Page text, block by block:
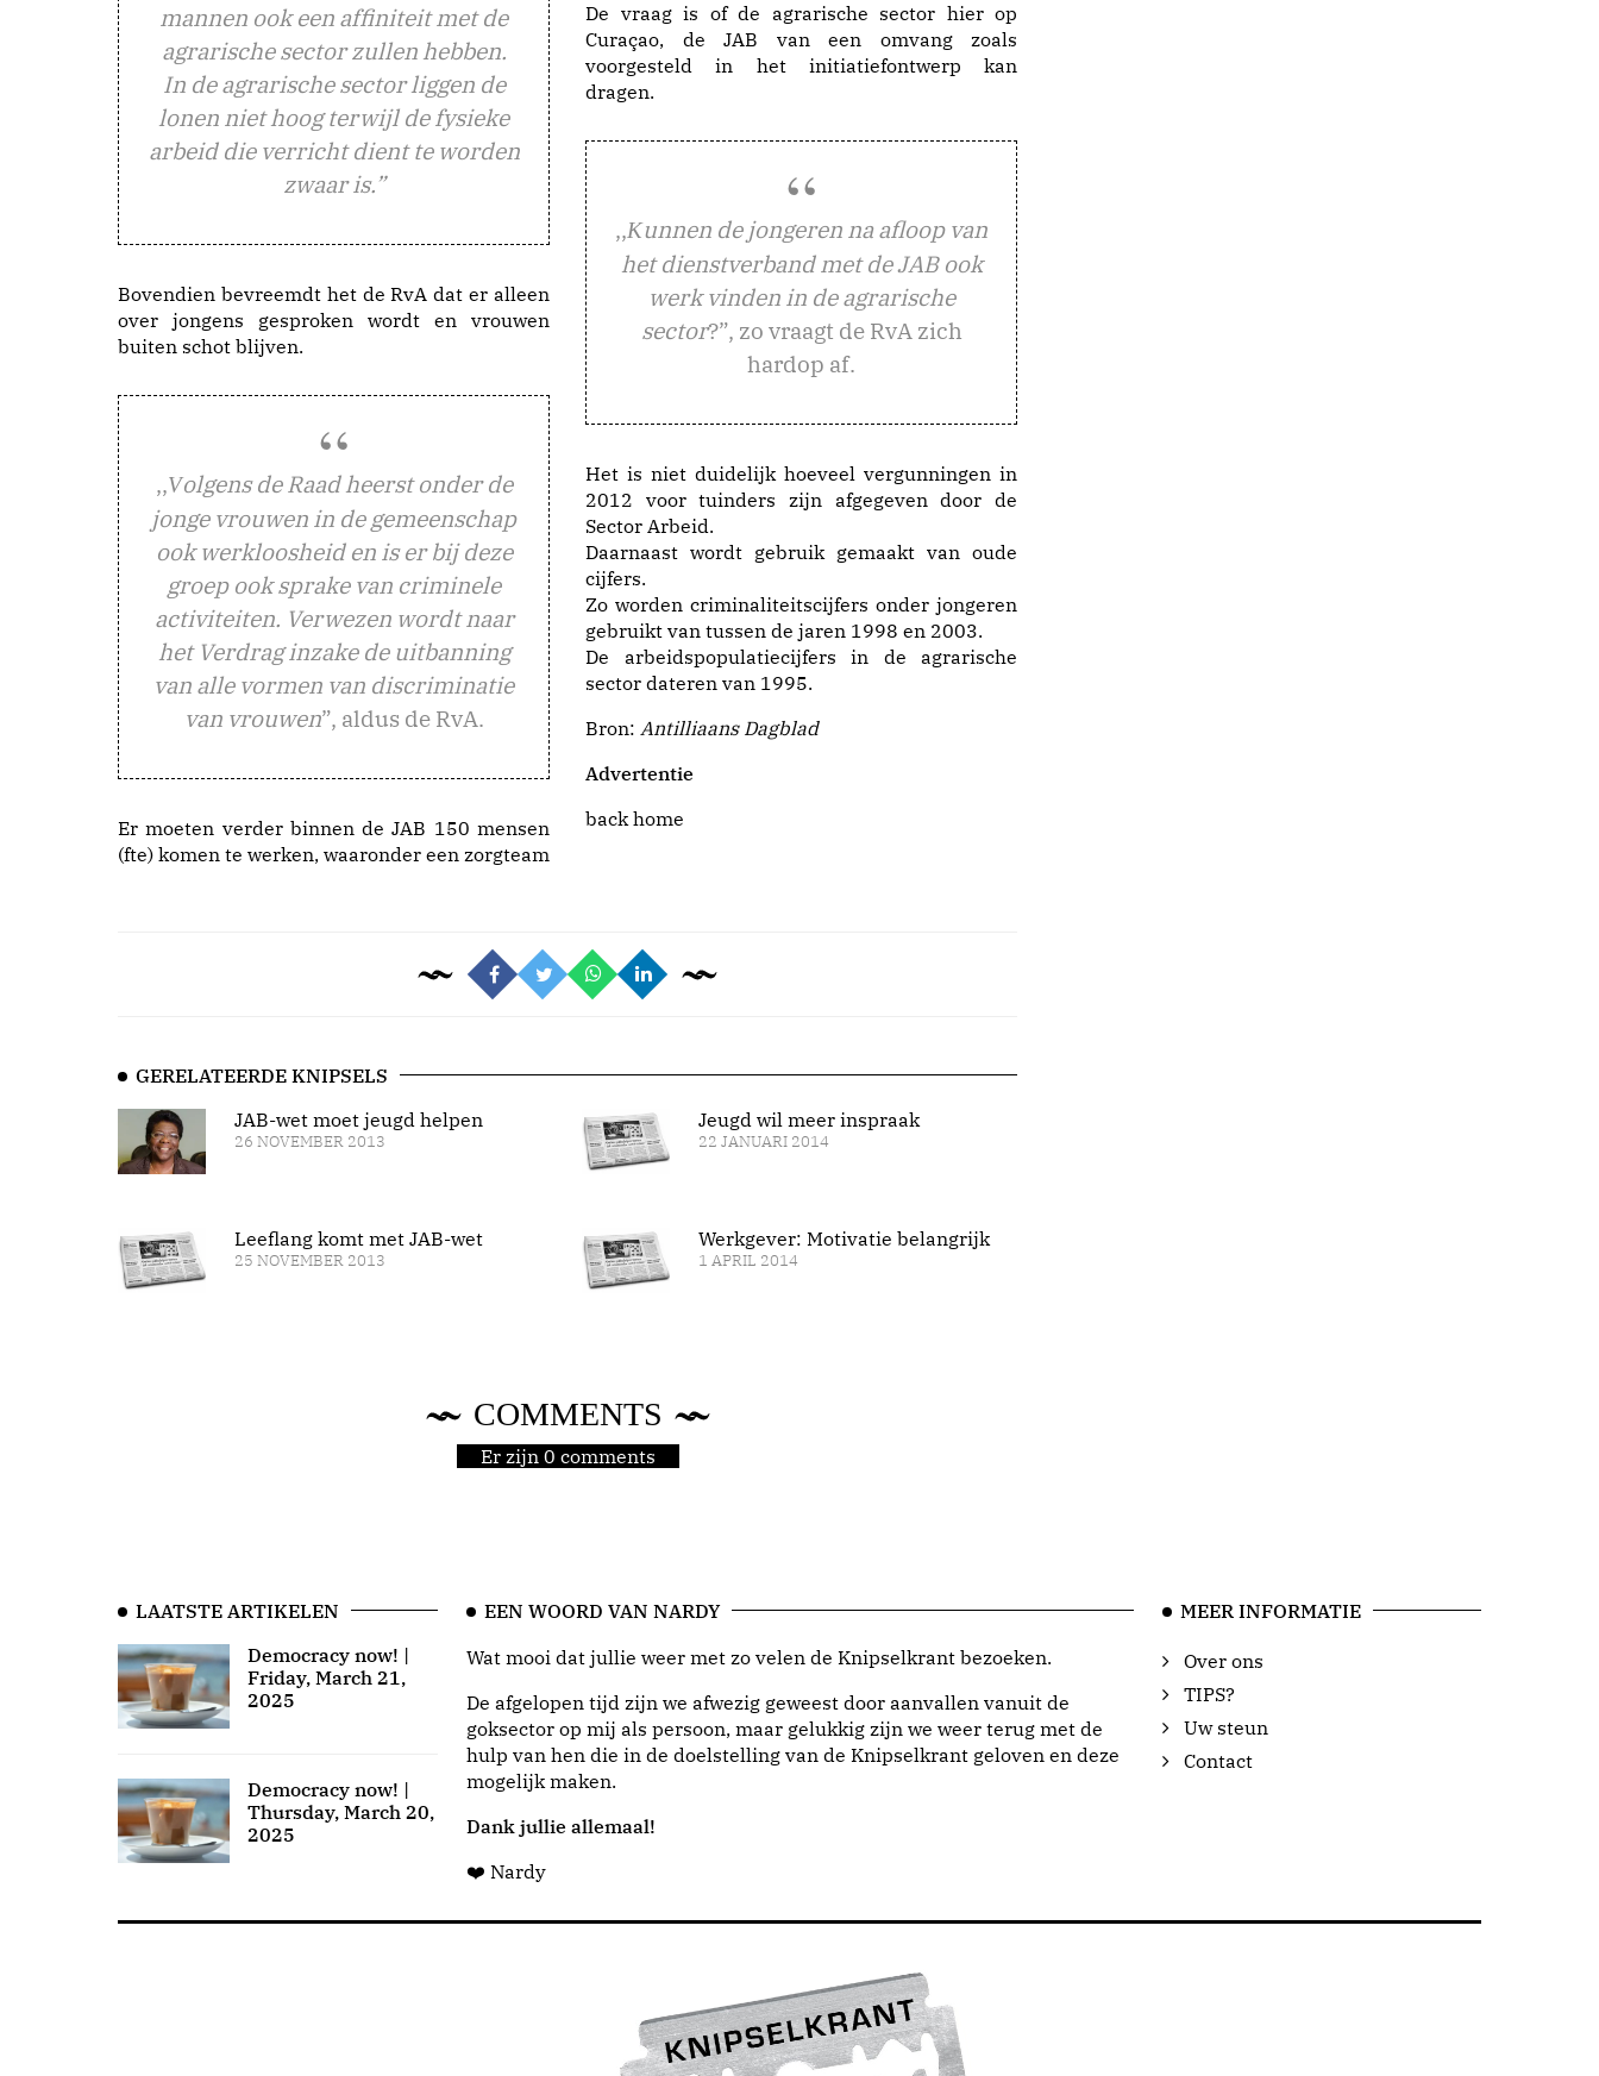
mannen ook een affiniteit met de
agrarische sector zullen hebben.
In de agrarische sector liggen de
lonen niet hoog terwijl de fysieke
arbeid die verricht dient te worden
zwaar is.”
Bovendien bevreemdt het de RvA dat er alleen
over jongens gesproken wordt en vrouwen
buiten schot blijven.
,,Volgens de Raad heerst onder de
jonge vrouwen in de gemeenschap
ook werkloosheid en is er bij deze
groep ook sprake van criminele
activiteiten. Verwezen wordt naar
het Verdrag inzake de uitbanning
van alle vormen van discriminatie
van vrouwen”, aldus de RvA.
Er moeten verder binnen de JAB 150 mensen
(fte) komen te werken, waaronder een zorgteam
De vraag is of de agrarische sector hier op
Curaçao, de JAB van een omvang zoals
voorgesteld in het initiatiefontwerp kan
dragen.
,,Kunnen de jongeren na afloop van
het dienstverband met de JAB ook
werk vinden in de agrarische
sector?”, zo vraagt de RvA zich
hardop af.
Het is niet duidelijk hoeveel vergunningen in
2012 voor tuinders zijn afgegeven door de
Sector Arbeid.
Daarnaast wordt gebruik gemaakt van oude
cijfers.
Zo worden criminaliteitscijfers onder jongeren
gebruikt van tussen de jaren 1998 en 2003.
De arbeidspopulatiecijfers in de agrarische
sector dateren van 1995.
Bron: Antilliaans Dagblad
Advertentie
back home
GERELATEERDE KNIPSELS
JAB-wet moet jeugd helpen
26 NOVEMBER 2013
Leeflang komt met JAB-wet
25 NOVEMBER 2013
Jeugd wil meer inspraak
22 JANUARI 2014
Werkgever: Motivatie belangrijk
1 APRIL 2014
COMMENTS
Er zijn 0 comments
LAATSTE ARTIKELEN
Democracy now! |
Friday, March 21,
2025
Democracy now! |
Thursday, March 20,
2025
EEN WOORD VAN NARDY
Wat mooi dat jullie weer met zo velen de Knipselkrant bezoeken.
De afgelopen tijd zijn we afwezig geweest door aanvallen vanuit de
goksector op mij als persoon, maar gelukkig zijn we weer terug met de
hulp van hen die in de doelstelling van de Knipselkrant geloven en deze
mogelijk maken.
Dank jullie allemaal!
❤️ Nardy
MEER INFORMATIE
Over ons
TIPS?
Uw steun
Contact